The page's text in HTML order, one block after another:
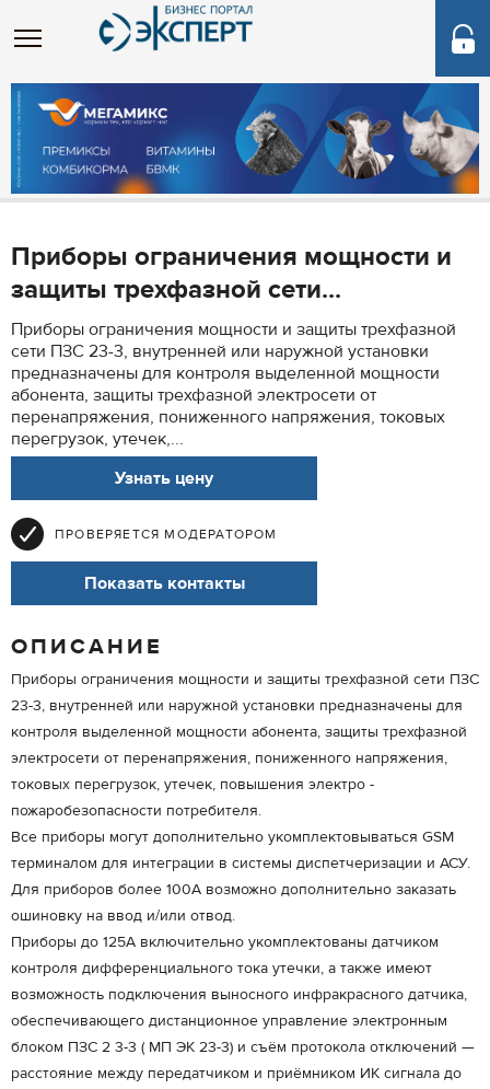
Приборы ограничения мощности и
защиты трехфазной сети...
Приборы ограничения мощности и защиты трехфазной
сети ПЗС 23-3, внутренней или наружной установки
предназначены для контроля выделенной мощности
абонента, защиты трехфазной электросети от
перенапряжения, пониженного напряжения, токовых
перегрузок, утечек,...
Узнать цену
ПРОВЕРЯЕТСЯ МОДЕРАТОРОМ
Показать контакты
ОПИСАНИЕ
Приборы ограничения мощности и защиты трехфазной сети ПЗС
23-3, внутренней или наружной установки предназначены для
контроля выделенной мощности абонента, защиты трехфазной
электросети от перенапряжения, пониженного напряжения,
токовых перегрузок, утечек, повышения электро -
пожаробезопасности потребителя.
Все приборы могут дополнительно укомплектовываться GSM
терминалом для интеграции в системы диспетчеризации и АСУ.
Для приборов более 100А возможно дополнительно заказать
ошиновку на ввод и/или отвод.
Приборы до 125А включительно укомплектованы датчиком
контроля дифференциального тока утечки, а также имеют
возможность подключения выносного инфракрасного датчика,
обеспечивающего дистанционное управление электронным
блоком ПЗС 2 3-3 ( МП ЭК 23-3) и съём протокола отключений —
расстояние между передатчиком и приёмником ИК сигнала до